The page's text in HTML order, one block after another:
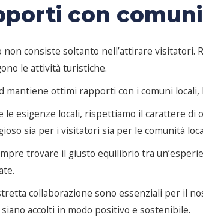
con
non consiste soltanto nell’attirare
le attività turistiche.
mantiene ottimi rapporti con i comuni
le esigenze locali, rispettiamo il carattere
sia per i visitatori sia per le comunità
trovare il giusto equilibrio tra
collaborazione sono essenziali per il
accolti in modo positivo e sostenibile.